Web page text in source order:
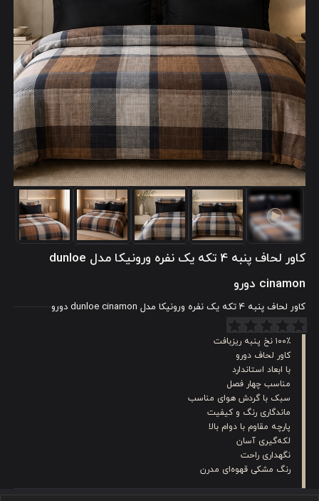
کاور لحاف پنبه‌ 4 تکه یک نفره ورونیکا مدل dunloe
cinamon دورو
کاور لحاف پنبه‌ 4 تکه یک نفره ورونیکا مدل dunloe cinamon دورو
۱۰۰٪ نخ پنبه ریزبافت
کاور لحاف دورو
با ابعاد استاندارد
مناسب چهار فصل
سبک با گردش هوای مناسب
ماندگاری رنگ و کیفیت
پارچه مقاوم با دوام بالا
لکه‌گیری آسان
نگهداری راحت
رنگ مشکی قهوه‌ای مدرن